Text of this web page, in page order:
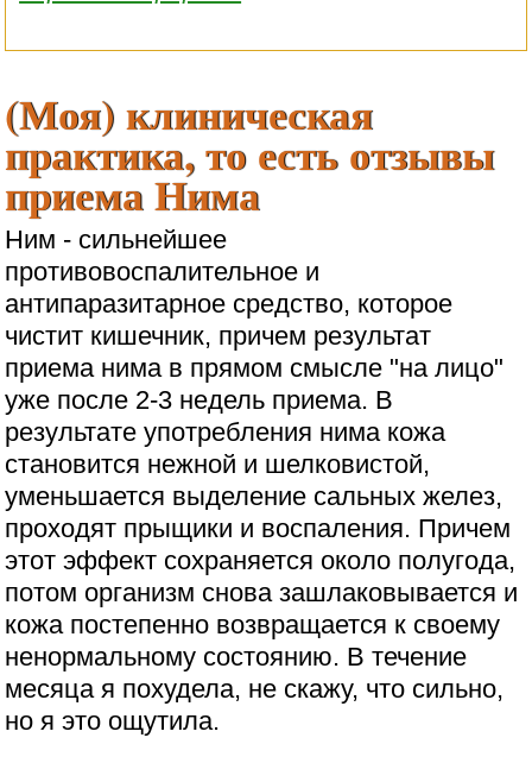
(Моя) клиническая
практика, то есть отзывы
приема Нима
Ним - сильнейшее
противовоспалительное и
антипаразитарное средство, которое
чистит кишечник, причем результат
приема нима в прямом смысле "на лицо"
уже после 2-3 недель приема. В
результате употребления нима кожа
становится нежной и шелковистой,
уменьшается выделение сальных желез,
проходят прыщики и воспаления. Причем
этот эффект сохраняется около полугода,
потом организм снова зашлаковывается и
кожа постепенно возвращается к своему
ненормальному состоянию. В течение
месяца я похудела, не скажу, что сильно,
но я это ощутила.